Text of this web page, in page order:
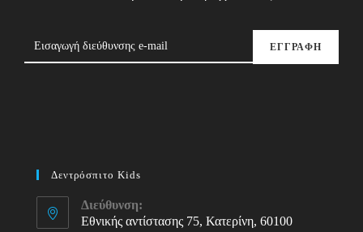
ΕΓΓΡΑΦΗ
Δεντρόσπιτο Kids
Διεύθυνση:
Εθνικής αντίστασης 75, Κατερίνη, 60100